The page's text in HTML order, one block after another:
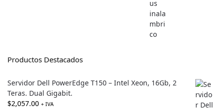
Productos Destacados
Servidor Dell PowerEdge T150 – Intel Xeon, 16Gb, 2
Teras. Dual Gigabit.
$2,057.00 + IVA